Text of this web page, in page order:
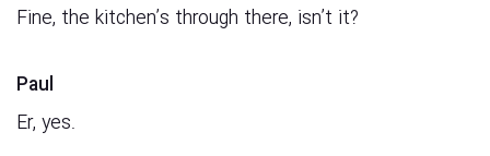
Fine, the kitchen’s through there, isn’t it?
Paul
Er, yes.